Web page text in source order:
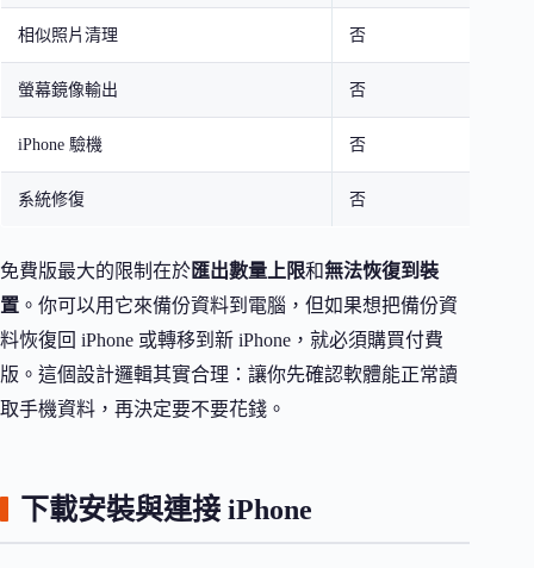
相似照片清理 否
螢幕鏡像輸出 否
iPhone 驗機 否
系統修復 否
免費版最大的限制在於匯出數量上限和無法恢復到裝
置 。你可以用它來備份資料到電腦，但如果想把備份資
料恢復回 iPhone 或轉移到新 iPhone，就必須購買付費
版。這個設計邏輯其實合理：讓你先確認軟體能正常讀
取手機資料，再決定要不要花錢。
下載安裝與連接 iPhone